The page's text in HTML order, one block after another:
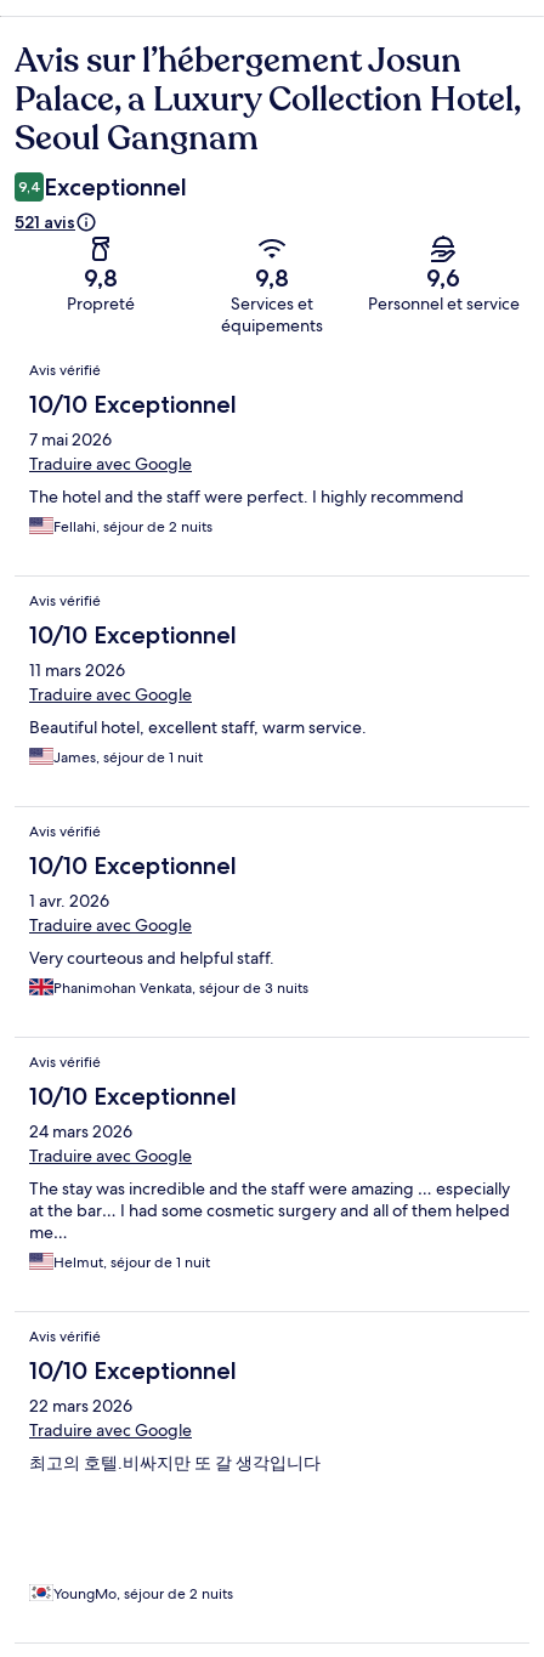
Avis
Avis sur l’hébergement Josun
Palace, a Luxury Collection Hotel,
Seoul Gangnam
9,4 Exceptionnel
521 avis
9,8
Propreté
9,8
Services et
équipements
9,6
Personnel et service
Avis
Avis vérifié
10/10 Exceptionnel
7 mai 2026
Traduire avec Google
The hotel and the staff were perfect. I highly recommend
Fellahi, séjour de 2 nuits
Avis vérifié
10/10 Exceptionnel
11 mars 2026
Traduire avec Google
Beautiful hotel, excellent staff, warm service.
James, séjour de 1 nuit
Avis vérifié
10/10 Exceptionnel
1 avr. 2026
Traduire avec Google
Very courteous and helpful staff.
Phanimohan Venkata, séjour de 3 nuits
Avis vérifié
10/10 Exceptionnel
24 mars 2026
Traduire avec Google
The stay was incredible and the staff were amazing … especially
at the bar… I had some cosmetic surgery and all of them helped
me…
Helmut, séjour de 1 nuit
Avis vérifié
10/10 Exceptionnel
22 mars 2026
Traduire avec Google
최고의 호텔.비싸지만 또 갈 생각입니다
YoungMo, séjour de 2 nuits